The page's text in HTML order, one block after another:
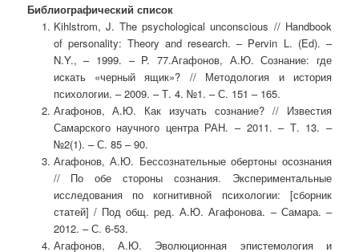
Библиографический список
Kihlstrom, J. The psychological unconscious // Handbook
of personality: Theory and research. – Pervin L. (Ed). –
N.Y., – 1999. – P. 77.Агафонов, А.Ю. Сознание: где
искать «черный ящик»? // Методология и история
психологии. – 2009. – Т. 4. №1. – С. 151 – 165.
Агафонов, А.Ю. Как изучать сознание? // Известия
Самарского научного центра РАН. – 2011. – Т. 13. –
№2(1). – С. 85 – 90.
Агафонов, А.Ю. Бессознательные обертоны осознания
// По обе стороны сознания. Экспериментальные
исследования по когнитивной психологии: [сборник
статей] / Под общ. ред. А.Ю. Агафонова. – Самара. –
2012. – С. 6-53.
Агафонов, А.Ю. Эволюционная эпистемология и